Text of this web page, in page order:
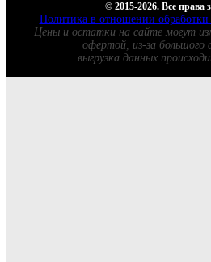
© 2015-2026. Все
Политика в отношении
Цены и остатки на сайте могут
офертой, из-за большого
выгрузка данных